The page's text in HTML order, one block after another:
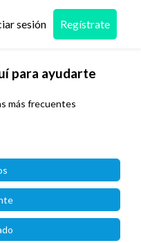
sesión Regístrate
para ayudarte
más frecuentes